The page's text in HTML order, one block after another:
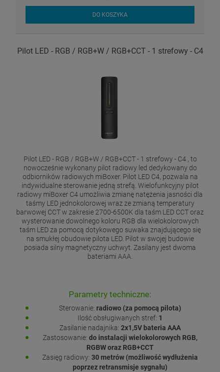
DO KOSZYKA
Pilot LED - RGB / RGB+W / RGB+CCT - 1 strefowy - C4
Pilot LED - RGB / RGB+W / RGB+CCT - 1 strefowy - C4 , to
nowocześnie wykonany pilot radiowy led dedykowany do
odbiorników radiowych miBoxer. Pilot LED C4, pozwala na
indywidualne sterowanie jedną strefą. Wielofunkcyjny pilot
radiowy miBoxer C4 umożliwia zmianę natężenia jasności dla
taśmy LED jednokolorowej wraz ze zmianą temperatury
barwowej CCT w zakresie 2700-6500K dla taśm LED CCT oraz
wysterowanie dowolnego koloru RGB dla wielokolorowych
taśm LED za pomocą dotykowego suwaka znajdującego się
na smukłej obudowie pilota LED. Pilot w swojej budowie
posiada silny magnetyczny uchwyt. Zasilany jest dwoma
bateriami AAA.
Parametry techniczne:
Sterowanie: radiowo (za pomocą pilota)
Ilość obsługiwanych stref: 1
Zasilanie nadajnika: 2x1,5V bateria AAA
Zastosowanie: do instalacji wielokolorowych RGB,
RGBW oraz RGB+CCT
Zasięg radiowy: 30 metrów (możliwość wydłużenia
poprzez retransmisje sygnału)